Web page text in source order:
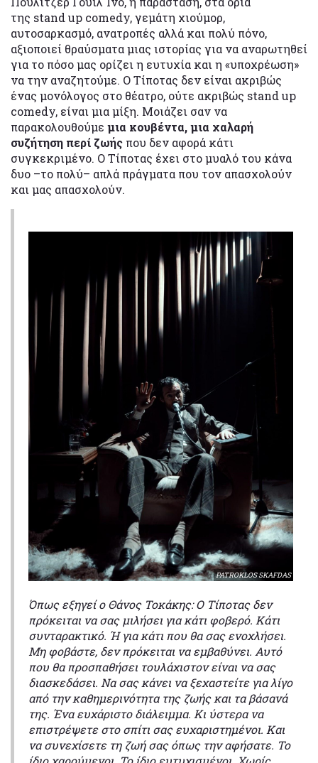
της stand up comedy, γεμάτη χιούμορ,
αυτοσαρκασμό, ανατροπές αλλά και πολύ πόνο,
αξιοποιεί θραύσματα μιας ιστορίας για να αναρωτηθεί
για το πόσο μας ορίζει η ευτυχία και η «υποχρέωση»
να την αναζητούμε. Ο Τίποτας δεν είναι ακριβώς
ένας μονόλογος στο θέατρο, ούτε ακριβώς stand up
comedy, είναι μια μίξη. Μοιάζει σαν να
παρακολουθούμε μια κουβέντα, μια χαλαρή
συζήτηση περί ζωής που δεν αφορά κάτι
συγκεκριμένο. Ο Τίποτας έχει στο μυαλό του κάνα
δυο –το πολύ– απλά πράγματα που τον απασχολούν
και μας απασχολούν.
PATROKLOS SKAFDAS
Όπως εξηγεί ο Θάνος Τοκάκης: Ο Τίποτας δεν
πρόκειται να σας μιλήσει για κάτι φοβερό. Κάτι
συνταρακτικό. Ή για κάτι που θα σας ενοχλήσει.
Μη φοβάστε, δεν πρόκειται να εμβαθύνει. Αυτό
που θα προσπαθήσει τουλάχιστον είναι να σας
διασκεδάσει. Να σας κάνει να ξεχαστείτε για λίγο
από την καθημερινότητα της ζωής και τα βάσανά
της. Ένα ευχάριστο διάλειμμα. Κι ύστερα να
επιστρέψετε στο σπίτι σας ευχαριστημένοι. Και
να συνεχίσετε τη ζωή σας όπως την αφήσατε. Το